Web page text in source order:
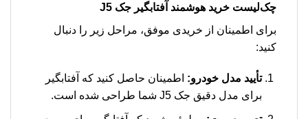
چک‌لیست خرید هوشمند آفتابگیر جک J5
برای اطمینان از خریدی موفق، مراحل زیر را دنبال
کنید:
تأیید مدل خودرو: اطمینان حاصل کنید که آفتابگیر
برای مدل دقیق جک J5 شما طراحی شده است.